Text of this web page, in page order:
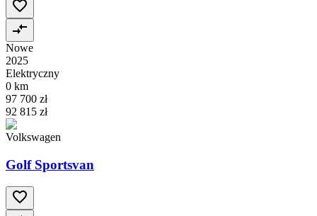
Nowe
2025
Elektryczny
0 km
97 700 zł
92 815 zł
Volkswagen
Golf Sportsvan